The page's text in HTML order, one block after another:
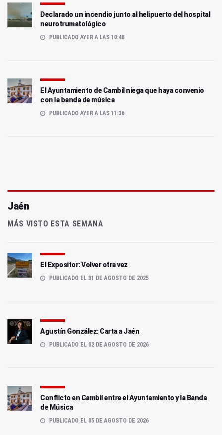
Declarado un incendio junto al helipuerto del hospital
neurotrumatológico
PUBLICADO AYER A LAS 10:48
El Ayuntamiento de Cambil niega que haya convenio
con la banda de música
PUBLICADO AYER A LAS 11:36
Jaén
MÁS VISTO ESTA SEMANA
El Expositor: Volver otra vez
PUBLICADO EL 31 DE AGOSTO DE 2025
Agustín González: Carta a Jaén
PUBLICADO EL 02 DE AGOSTO DE 2026
Conflicto en Cambil entre el Ayuntamiento y la Banda
de Música
PUBLICADO EL 05 DE AGOSTO DE 2026